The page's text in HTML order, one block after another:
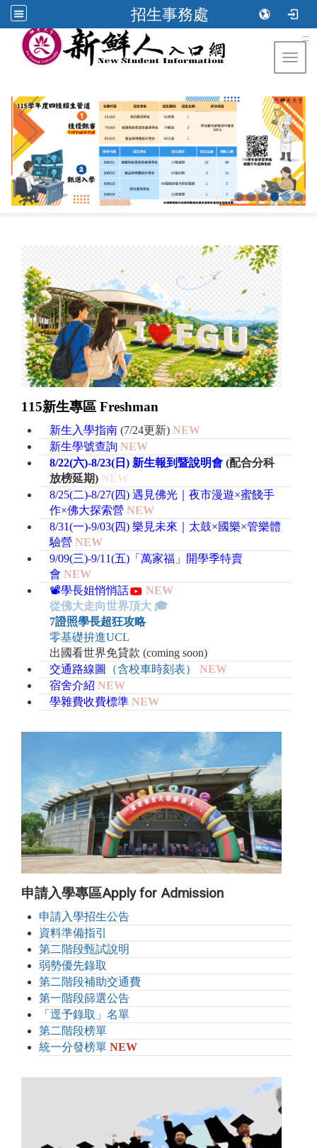
招生事務處
:::
115新生專區 Freshman
新生入學指南 (7/24更新) NEW
新生學號查詢 NEW
8/22(六)-8/23(日) 新生報到暨說明會 (配合分科
放榜延期) NEW
8/25(二)-8/27(四) 遇見佛光｜夜市漫遊×蜜餞手
作×佛大探索營 NEW
8/31(一)-9/03(四) 樂見未來｜太鼓×國樂×管樂體
驗營 NEW
9/09(三)-9/11(五)「萬家福」開學季特賣
會 NEW
📽️學長姐悄悄話
NEW
從佛大走向世界頂大 🎓
7證照學長超狂攻略
零基礎拚進UCL
出國看世界免貸款 (coming soon)
交通路線圖
（含校車時刻表）
NEW
宿舍介紹 NEW
學雜費收費標準 NEW
申請入學專區Apply for Admission
申請入學招生公告
資料準備指引
第二階段甄試說明
弱勢優先錄取
第二階段補助交通費
第一階段篩選公告
「逕予錄取」名單
第二階段榜單
統一分發榜單 NEW